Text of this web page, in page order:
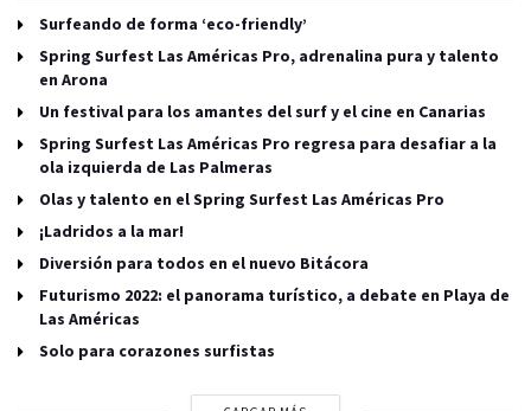
Surfeando de forma ‘eco-friendly’
Spring Surfest Las Américas Pro, adrenalina pura y talento
en Arona
Un festival para los amantes del surf y el cine en Canarias
Spring Surfest Las Américas Pro regresa para desafiar a la
ola izquierda de Las Palmeras
Olas y talento en el Spring Surfest Las Américas Pro
¡Ladridos a la mar!
Diversión para todos en el nuevo Bitácora
Futurismo 2022: el panorama turístico, a debate en Playa de
Las Américas
Solo para corazones surfistas